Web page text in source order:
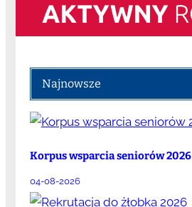
Najnowsze
Korpus wsparcia seniorów 2026
04-08-2026